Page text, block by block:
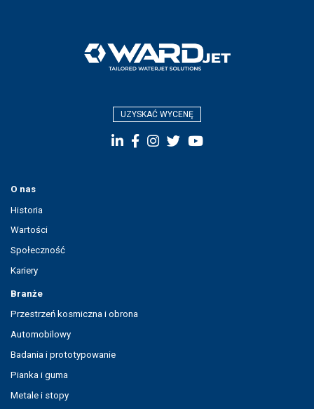
UZYSKAĆ WYCENĘ
O nas
Historia
Wartości
Społeczność
Kariery
Branże
Przestrzeń kosmiczna i obrona
Automobilowy
Badania i prototypowanie
Pianka i guma
Metale i stopy